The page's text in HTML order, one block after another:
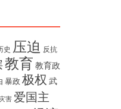
史 压迫 反抗
教育 教育政
暴政 极权 武
灾害 爱国主